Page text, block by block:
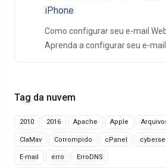
Tag da nuvem
2010 2016 Apache Apple
ClaMav Corrompido cPanel
E-mail erro ErroDNS
iPhone
Como configurar seu e-mail
Aprenda a configurar seu e-mail